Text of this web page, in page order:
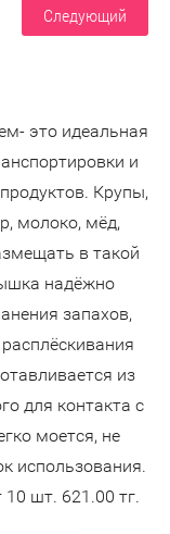
Следующий
это идеальная
и
Крупы,
молоко, мёд,
в такой
надёжно
запахов,
из
для контакта с
моется, не
использования.
шт. 621.00 тг.